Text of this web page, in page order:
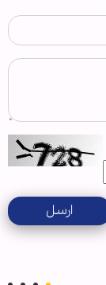
ارسل